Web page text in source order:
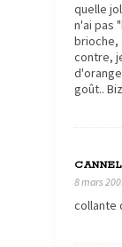
quelle
n'ai pas
brioche,
contre,
goût..
8 mars
collante